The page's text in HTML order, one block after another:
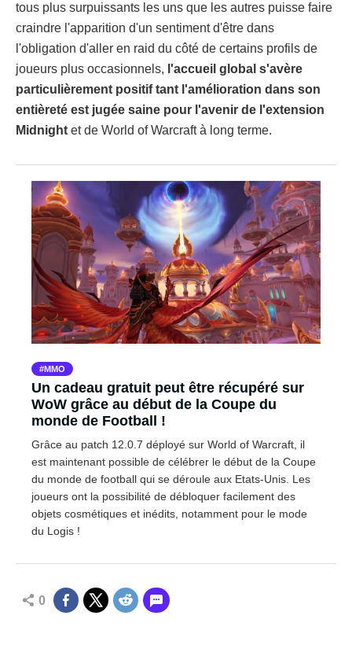
tous plus surpuissants les uns que les autres puisse faire
craindre l'apparition d'un sentiment d'être dans
l'obligation d'aller en raid du côté de certains profils de
joueurs plus occasionnels, l'accueil global s'avère
particulièrement positif tant l'amélioration dans son
entièreté est jugée saine pour l'avenir de l'extension
Midnight et de World of Warcraft à long terme.
MMO
Un cadeau gratuit peut être récupéré sur
WoW grâce au début de la Coupe du
monde de Football !
Grâce au patch 12.0.7 déployé sur World of Warcraft, il
est maintenant possible de célébrer le début de la Coupe
du monde de football qui se déroule aux Etats-Unis. Les
joueurs ont la possibilité de débloquer facilement des
objets cosmétiques et inédits, notamment pour le mode
du Logis !
0